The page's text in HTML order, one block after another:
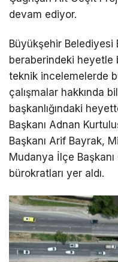
devam ediyor.
Büyükşehir Belediyesi
beraberindeki heyetle
teknik incelemelerde
çalışmalar hakkında
başkanlığındaki
Başkanı Adnan
Başkanı Arif Bayrak,
Mudanya İlçe
bürokratları yer aldı.